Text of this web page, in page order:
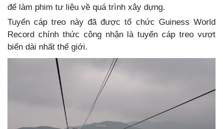
để làm phim tư liệu về quá trình xây dựng.
Tuyến cáp treo này đã được tổ chức Guiness World
Record chính thức công nhận là tuyến cáp treo vượt
biển dài nhất thế giới.